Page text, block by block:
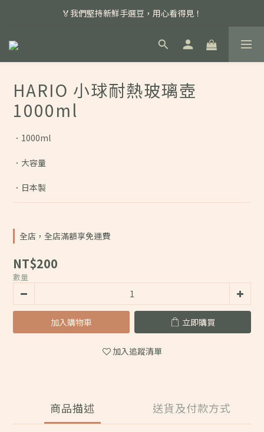
📣 本月主打特殊處理咖啡豆，任選超優惠！
🏅我們堅持新鮮手選豆，用心看得見！
📣 📣 新加入會員即享百元購物金，消費滿額再享免運費！
HARIO 小球耐熱玻璃壺
1000ml
．1000ml
．大容量
．日本製
全店，全店滿額享免運費
NT$200
數量
加入購物車 立即購買
加入追蹤清單
商品描述 送貨及付款方式